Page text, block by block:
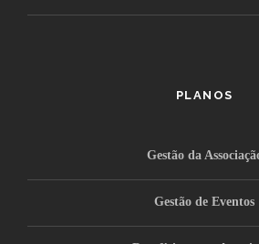
PLANOS
Gestão da
Gestão de Eventos